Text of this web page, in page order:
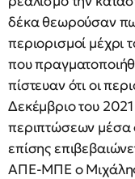
δέκα θεωρούσαν
περιορισμοί μέχρι
που
πίστευαν ότι οι
Δεκέμβριο του
περιπτώσεων μέσα
επίσης
ΑΠΕ-ΜΠΕ ο